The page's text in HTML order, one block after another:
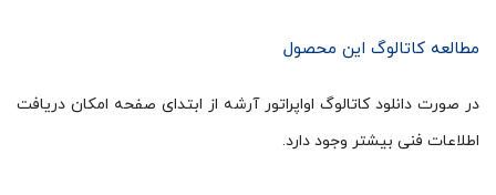
مطالعه کاتالوگ این محصول
در صورت دانلود کاتالوگ اواپراتور آرشه از ابتدای صفحه امکان دریافت
اطلاعات فنی بیشتر وجود دارد.